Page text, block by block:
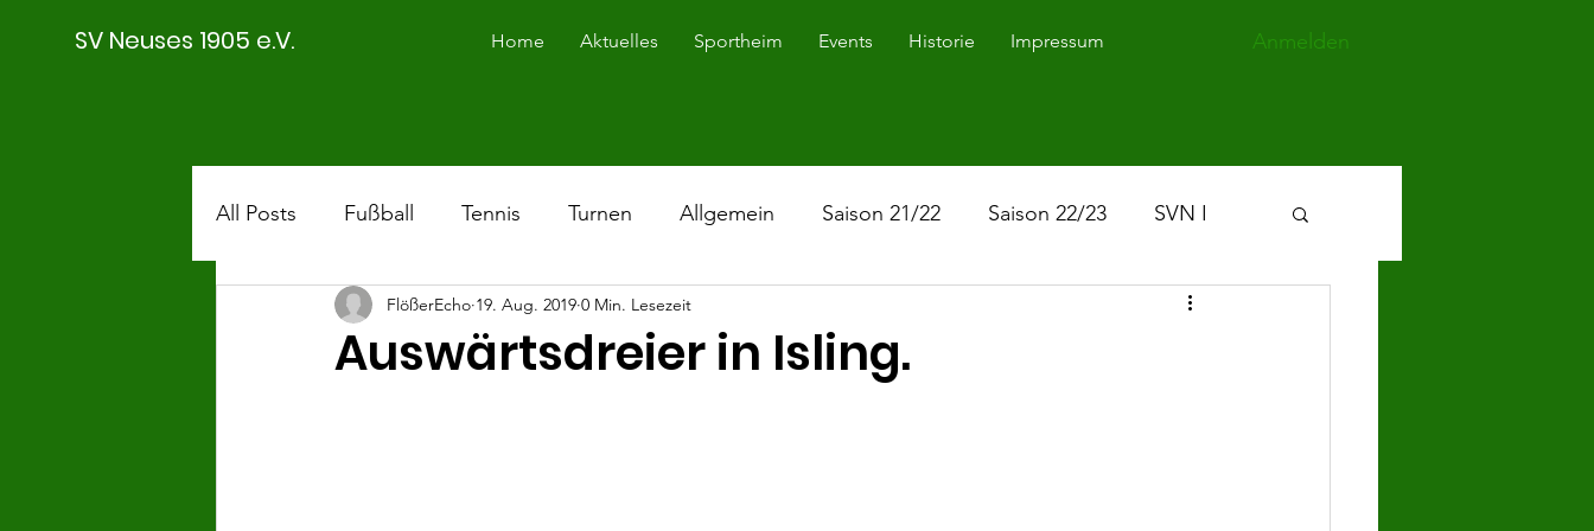
SV Neuses 1905 e.V. Home Aktuelles Sportheim Events Historie Impressum Anmelden
All Posts Fußball Tennis Turnen Allgemein Saison 21/22 Saison 22/23 SVN I
Saison 18/19 Saison 19/21
Auswärtsdreier in Isling.
FlößerEcho 19. Aug. 2019 0 Min. Lesezeit